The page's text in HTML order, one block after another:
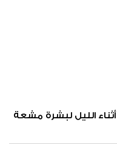
الليل لبشرة مشعة